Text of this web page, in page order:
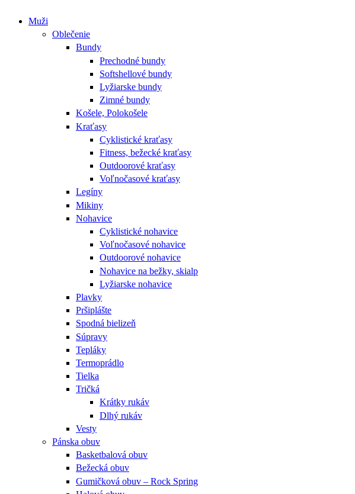
Muži
Oblečenie
Bundy
Prechodné bundy
Softshellové bundy
Lyžiarske bundy
Zimné bundy
Košele, Polokošele
Kraťasy
Cyklistické kraťasy
Fitness, bežecké kraťasy
Outdoorové kraťasy
Voľnočasové kraťasy
Legíny
Mikiny
Nohavice
Cyklistické nohavice
Voľnočasové nohavice
Outdoorové nohavice
Nohavice na bežky, skialp
Lyžiarske nohavice
Plavky
Pršiplášte
Spodná bielizeň
Súpravy
Tepláky
Termoprádlo
Tielka
Tričká
Krátky rukáv
Dlhý rukáv
Vesty
Pánska obuv
Basketbalová obuv
Bežecká obuv
Gumičková obuv – Rock Spring